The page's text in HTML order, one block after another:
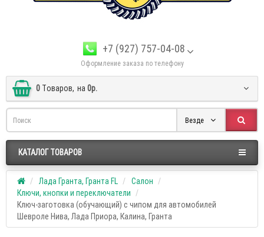
+7 (927) 757-04-08
Оформление заказа по телефону
0 Tоваров, на 0р.
Везде
КАТАЛОГ ТОВАРОВ
Лада Гранта, Гранта FL
Салон
Ключи, кнопки и переключатели
Ключ-заготовка (обучающий) с чипом для автомобилей
Шевроле Нива, Лада Приора, Калина, Гранта